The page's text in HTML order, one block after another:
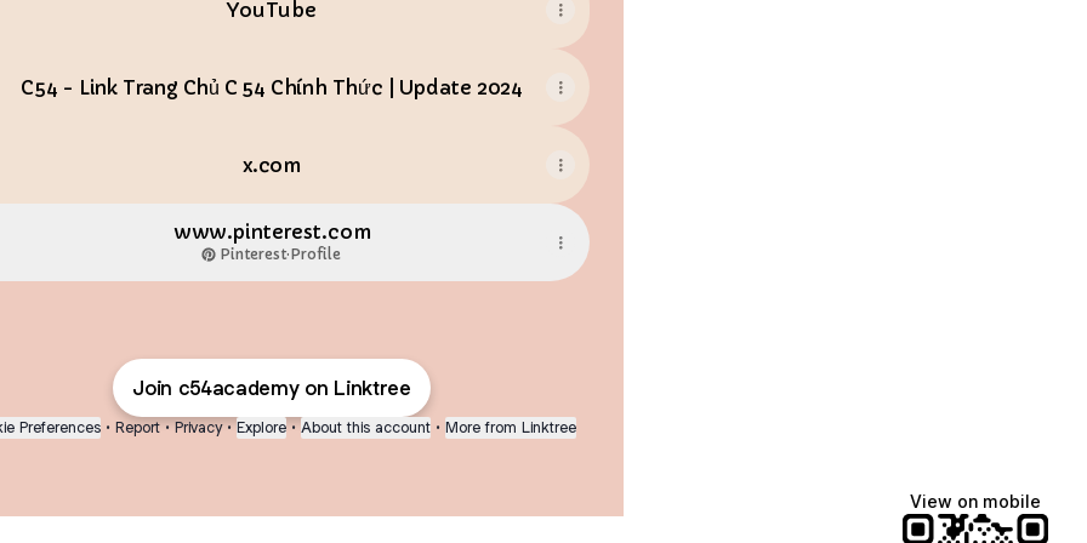
YouTube
C54 - Link Trang Chủ C 54 Chính Thức | Update 2024
x.com
www.pinterest.com
Pinterest·Profile
Join c54academy on Linktree
Preferences • Report • Privacy • Explore • About this account • More from Linktree
View on mobile